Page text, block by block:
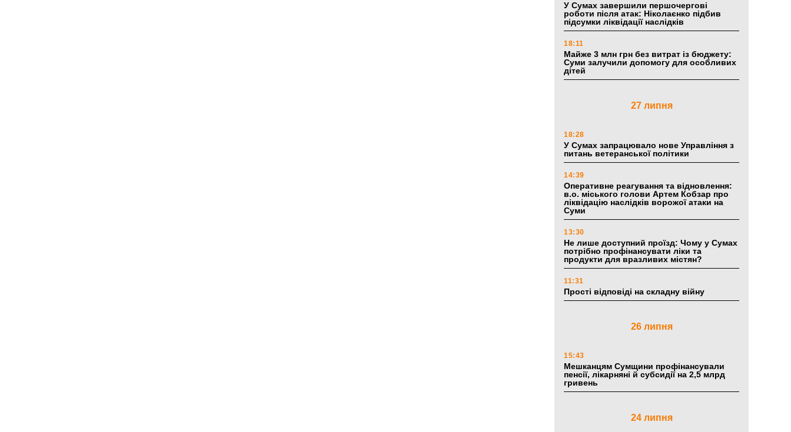
У Сумах завершили першочергові
роботи після атак: Ніколаєнко підбив
підсумки ліквідації наслідків
18:11
Майже 3 млн грн без витрат із бюджету:
Суми залучили допомогу для особливих
дітей
27 липня
18:28
У Сумах запрацювало нове Управління з
питань ветеранської політики
14:39
Оперативне реагування та відновлення:
в.о. міського голови Артем Кобзар про
ліквідацію наслідків ворожої атаки на
Суми
13:30
Не лише доступний проїзд: Чому у Сумах
потрібно профінансувати ліки та
продукти для вразливих містян?
11:31
Прості відповіді на складну війну
26 липня
15:43
Мешканцям Сумщини профінансували
пенсії, лікарняні й субсидії на 2,5 млрд
гривень
24 липня